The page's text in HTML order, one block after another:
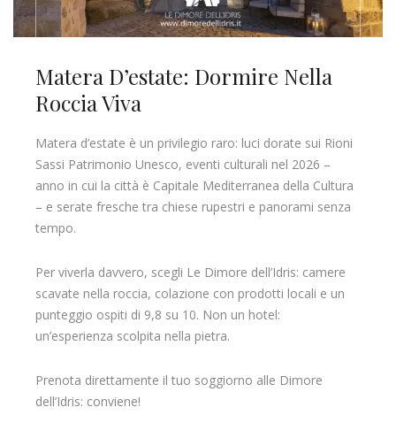
Matera D’estate: Dormire Nella
Roccia Viva
Matera d’estate è un privilegio raro: luci dorate sui Rioni
Sassi Patrimonio Unesco, eventi culturali nel 2026 –
anno in cui la città è Capitale Mediterranea della Cultura
– e serate fresche tra chiese rupestri e panorami senza
tempo.
Per viverla davvero, scegli Le Dimore dell’Idris: camere
scavate nella roccia, colazione con prodotti locali e un
punteggio ospiti di 9,8 su 10. Non un hotel:
un’esperienza scolpita nella pietra.
Prenota direttamente il tuo soggiorno alle Dimore
dell’Idris: conviene!